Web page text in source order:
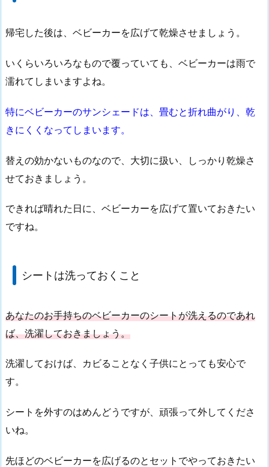
帰宅した後は、ベビーカーを広げて乾燥させましょう。
いくらいろいろなもので覆っていても、ベビーカーは雨で
濡れてしまいますよね。
特にベビーカーのサンシェードは、畳むと折れ曲がり、乾
きにくくなってしまいます。
替えの効かないものなので、大切に扱い、しっかり乾燥さ
せておきましょう。
できれば晴れた日に、ベビーカーを広げて置いておきたい
ですね。
シートは洗っておくこと
あなたのお手持ちのベビーカーのシートが洗えるのであれ
ば、洗濯しておきましょう。
洗濯しておけば、カビることなく子供にとっても安心で
す。
シートを外すのはめんどうですが、頑張って外してくださ
いね。
先ほどのベビーカーを広げるのとセットでやっておきたい